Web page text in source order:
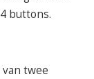
buttons.
twee